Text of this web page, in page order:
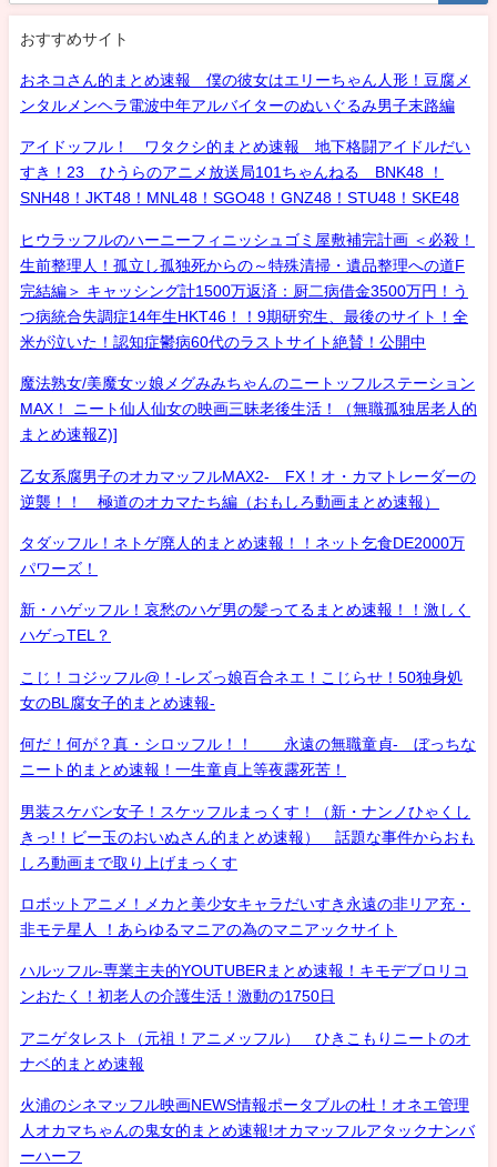
おすすめサイト
おネコさん的まとめ速報 僕の彼女はエリーちゃん人形！豆腐メ
ンタルメンヘラ電波中年アルバイターのぬいぐるみ男子末路編
アイドッフル！ ワタクシ的まとめ速報 地下格闘アイドルだい
すき！23 ひうらのアニメ放送局101ちゃんねる BNK48 ！
SNH48！JKT48！MNL48！SGO48！GNZ48！STU48！SKE48
ヒウラッフルのハーニーフィニッシュゴミ屋敷補完計画 ＜必殺！
生前整理人！孤立し孤独死からの～特殊清掃・遺品整理への道F
完結編＞ キャッシング計1500万返済：厨二病借金3500万円！う
つ病統合失調症14年生HKT46！！9期研究生、最後のサイト！全
米が泣いた！認知症鬱病60代のラストサイト絶賛！公開中
魔法熟女/美魔女ッ娘メグみみちゃんのニートッフルステーション
MAX！ ニート仙人仙女の映画三昧老後生活！（無職孤独居老人的
まとめ速報Z)]
乙女系腐男子のオカマッフルMAX2- FX！オ・カマトレーダーの
逆襲！！ 極道のオカマたち編（おもしろ動画まとめ速報）
タダッフル！ネトゲ廃人的まとめ速報！！ネット乞食DE2000万
パワーズ！
新・ハゲッフル！哀愁のハゲ男の髪ってるまとめ速報！！激しく
ハゲっTEL？
こじ！コジッフル@！-レズっ娘百合ネエ！こじらせ！50独身処
女のBL腐女子的まとめ速報-
何だ！何が？真・シロッフル！！ 永遠の無職童貞- ぼっちな
ニート的まとめ速報！一生童貞上等夜露死苦！
男装スケバン女子！スケッフルまっくす！（新・ナンノひゃくし
きっ!！ビー玉のおいぬさん的まとめ速報） 話題な事件からおも
しろ動画まで取り上げまっくす
ロボットアニメ！メカと美少女キャラだいすき永遠の非リア充・
非モテ星人 ！あらゆるマニアの為のマニアックサイト
ハルッフル-専業主夫的YOUTUBERまとめ速報！キモデブロリコ
ンおたく！初老人の介護生活！激動の1750日
アニゲタレスト（元祖！アニメッフル） ひきこもりニートのオ
ナベ的まとめ速報
火浦のシネマッフル映画NEWS情報ポータブルの杜！オネエ管理
人オカマちゃんの鬼女的まとめ速報!オカマッフルアタックナンバ
ーハーフ